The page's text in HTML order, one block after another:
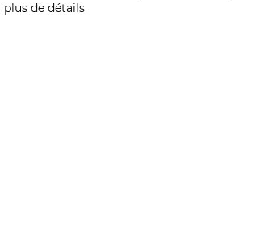
de détails